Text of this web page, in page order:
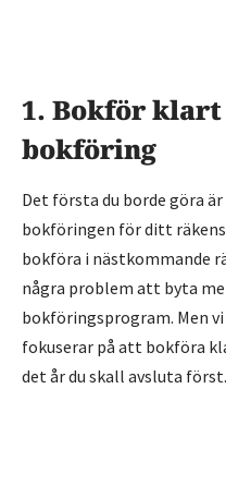
1. Bokför
bokföring
Det första du borde göra
bokföringen för ditt
bokföra i nästkommande
några problem att byta
bokföringsprogram. Men
fokuserar på att bokföra
det år du skall avsluta först.